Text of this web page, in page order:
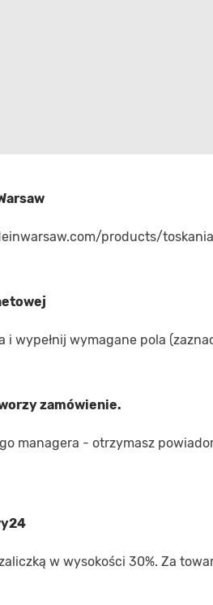
products/
wypełnij wymagane pola
zamówienie.
managera - otrzymasz
w wysokości 30%. Za